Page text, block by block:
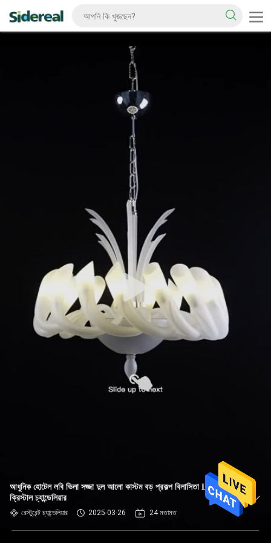
আধুনিক হোটেল লবি ভিলা সজ্জা দুল আলো কাস্টম বড় প্রকল্প বিলাসিতা LED
ক্রিস্টাল চ্যান্ডেলিয়ার
রেস্টুরেন্ট চ্যান্ডেলিয়ার 2025-03-26 24 মতামত